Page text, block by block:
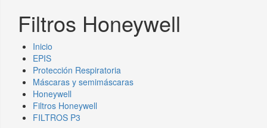
Filtros Honeywell
Inicio
EPIS
Protección Respiratoria
Máscaras y semimáscaras
Honeywell
Filtros Honeywell
FILTROS P3